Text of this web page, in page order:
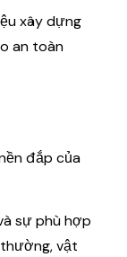
xây dựng
an toàn
đắp của
sự phù hợp
vật